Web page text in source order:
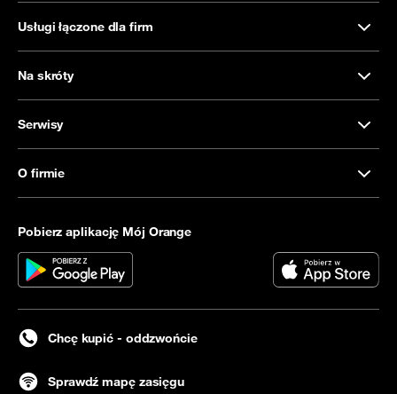
Usługi łączone dla firm
Na skróty
Serwisy
O firmie
Pobierz aplikację Mój Orange
Chcę kupić - oddzwońcie
Sprawdź mapę zasięgu